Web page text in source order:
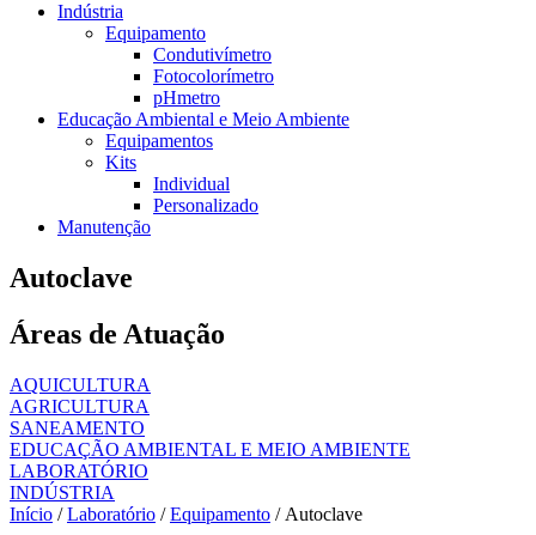
Indústria
Equipamento
Condutivímetro
Fotocolorímetro
pHmetro
Educação Ambiental e Meio Ambiente
Equipamentos
Kits
Individual
Personalizado
Manutenção
Autoclave
Áreas de Atuação
AQUICULTURA
AGRICULTURA
SANEAMENTO
EDUCAÇÃO AMBIENTAL E MEIO AMBIENTE
LABORATÓRIO
INDÚSTRIA
Início /Laboratório /Equipamento / Autoclave